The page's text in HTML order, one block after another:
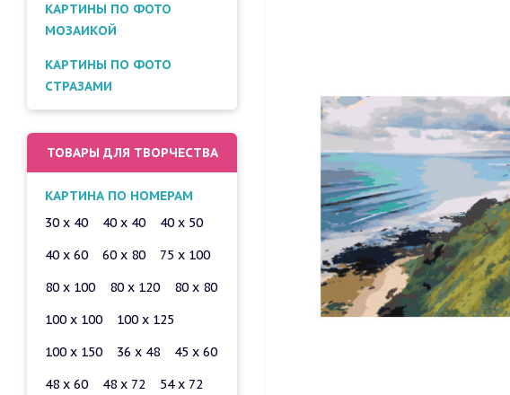
КАРТИНЫ ПО ФОТО
МОЗАИКОЙ
КАРТИНЫ ПО ФОТО
СТРАЗАМИ
ТОВАРЫ ДЛЯ ТВОРЧЕСТВА
КАРТИНА ПО НОМЕРАМ
30 x 40
40 x 40
40 x 50
40 x 60
60 x 80
75 x 100
80 x 100
80 x 120
80 x 80
100 x 100
100 x 125
100 x 150
36 x 48
45 x 60
48 x 60
48 x 72
54 x 72